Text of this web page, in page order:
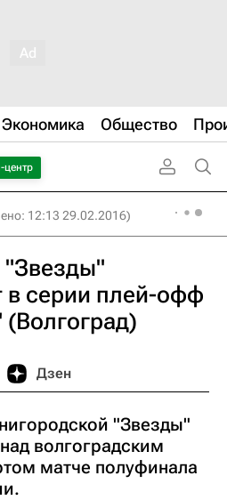
Экономика Общество
центр
12:13 29.02.2016)
"Звезды"
в серии плей-офф
Дзен
"Звезды"
волгоградским
матче полуфинала